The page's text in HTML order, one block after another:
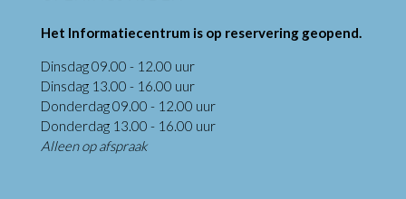
Het Informatiecentrum is op reservering geopend.
Dinsdag 09.00 - 12.00 uur
Dinsdag 13.00 - 16.00 uur
Donderdag 09.00 - 12.00 uur
Donderdag 13.00 - 16.00 uur
Alleen op afspraak